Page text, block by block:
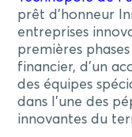
prêt d’honneur
entreprises
premières
financier, d’un
des équipes
dans l’une des
innovantes du